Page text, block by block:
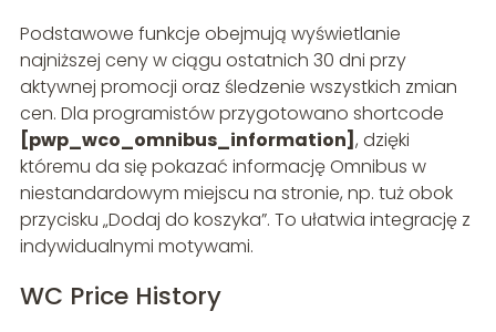
Podstawowe funkcje obejmują wyświetlanie
najniższej ceny w ciągu ostatnich 30 dni przy
aktywnej promocji oraz śledzenie wszystkich zmian
cen. Dla programistów przygotowano shortcode
[pwp_wco_omnibus_information] , dzięki
któremu da się pokazać informację Omnibus w
niestandardowym miejscu na stronie, np. tuż obok
przycisku „Dodaj do koszyka”. To ułatwia integrację z
indywidualnymi motywami.
WC Price History